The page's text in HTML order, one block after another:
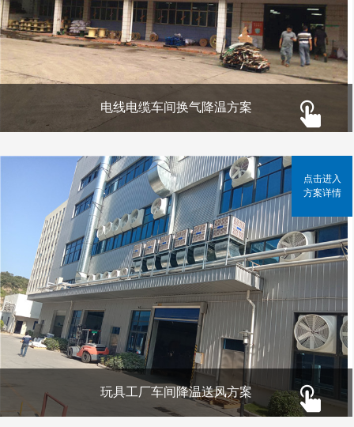
电线电缆车间换气降温方案
玩具工厂车间降温送风方案
点击进入
方案详情